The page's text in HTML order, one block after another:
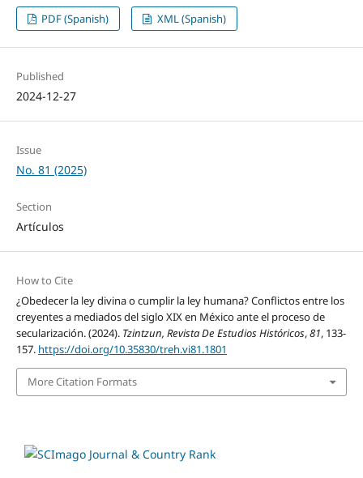
PDF (Spanish) XML (Spanish)
Published
2024-12-27
Issue
No. 81 (2025)
Section
Artículos
How to Cite
¿Obedecer la ley divina o cumplir la ley humana? Conflictos entre los
creyentes a mediados del siglo XIX en México ante el proceso de
secularización. (2024). Tzintzun, Revista De Estudios Históricos,81, 133-
157. https://doi.org/10.35830/treh.vi81.1801
More Citation Formats